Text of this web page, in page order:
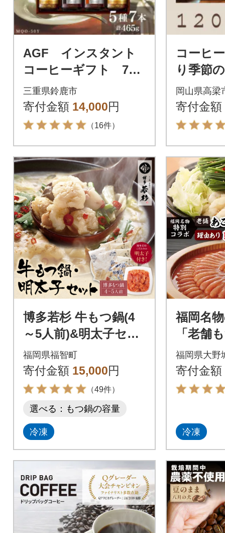
AGF インスタント
コーヒーギフト 7本
入り
三重県鈴鹿市
寄付金額 14,000円
（16件）
コーヒ
り季節
ット
袋)
岡山県高梁
寄付金額
博多若杉 牛もつ鍋(4
～5人前)&明太子セッ
ト
福岡県福智町
寄付金額 15,000円
（49件）
選べる：もつ鍋の容量
冷凍
福岡名
「老舗
00g」×
子切子
口で配
福岡県大野
寄付金額
冷凍